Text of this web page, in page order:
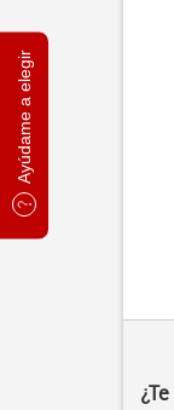
Ayúdame a elegir